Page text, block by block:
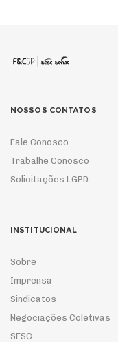
NOSSOS CONTATOS
Fale Conosco
Trabalhe Conosco
Solicitações LGPD
INSTITUCIONAL
Sobre
Imprensa
Sindicatos
Negociações Coletivas
SESC